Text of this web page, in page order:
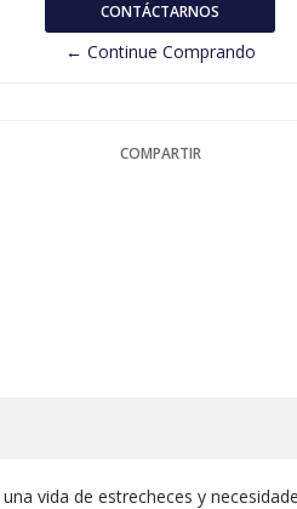
CONTÁCTARNOS
← Continue Comprando
COMPARTIR
vida de estrecheces y